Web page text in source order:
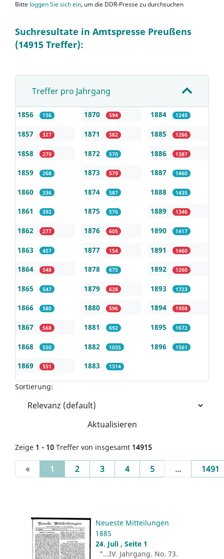
Bitte loggen Sie sich ein, um die DDR-Presse zu durchsuchen
Suchresultate in Amtspresse Preußens
(14915 Treffer):
Treffer pro Jahrgang
1856 156
1857 327
1858 279
1859 268
1860 336
1861 392
1862 277
1863 457
1864 548
1865 547
1866 580
1867 568
1868 550
1869 551
1870 594
1871 582
1872 570
1873 579
1874 587
1875 576
1876 605
1877 154
1878 675
1879 628
1880 596
1881 692
1882 1035
1883 1314
1884 1249
1885 1266
1886 1387
1887 1460
1888 1435
1889 1346
1890 1417
1891 1460
1892 1260
1893 1723
1894 1908
1895 1672
1896 1561
Sortierung:
Aktualisieren
Zeige 1 - 10 Treffer von insgesamt 14915
« 1 (current)
2 3 4 5 ... 1491
Neueste Mitteilungen
1885
24. Juli , Seite 1
"...IV. Jahrgang. No. 73.